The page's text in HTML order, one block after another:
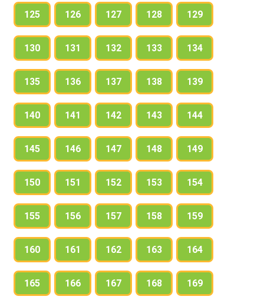
125 126 127 128 129
130 131 132 133 134
135 136 137 138 139
140 141 142 143 144
145 146 147 148 149
150 151 152 153 154
155 156 157 158 159
160 161 162 163 164
165 166 167 168 169